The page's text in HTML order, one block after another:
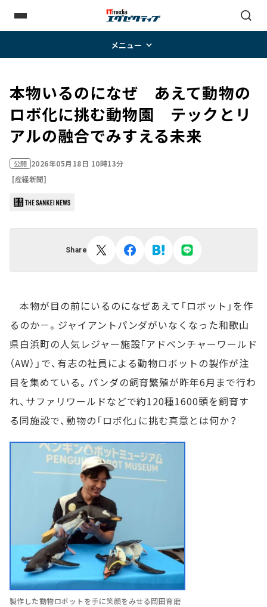
メニュー
本物いるのになぜ あえて動物の
ロボ化に挑む動物園 テックとリ
アルの融合でみすえる未来
公開 2026年05月18日 10時13分
[産経新聞]
Share
本物が目の前にいるのになぜあえて「ロボット」を作
るのか－。ジャイアントパンダがいなくなった和歌山
県白浜町の人気レジャー施設「アドベンチャーワールド
（AW）」で、有志の社員による動物ロボットの製作が注
目を集めている。パンダの飼育繁殖が昨年6月まで行わ
れ、サファリワールドなどで約120種1600頭を飼育す
る同施設で、動物の「ロボ化」に挑む真意とは何か？
製作した動物ロボットを手に笑顔をみせる岡田育磨